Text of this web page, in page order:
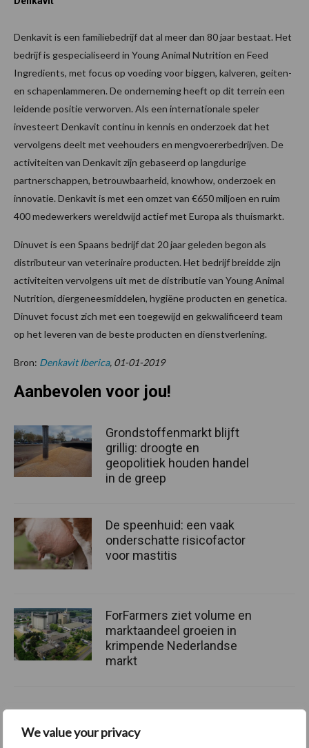
We value your privacy
Denkavit is een familiebedrijf dat al meer dan 80 jaar bestaat. Het
bedrijf is gespecialiseerd in Young Animal Nutrition en Feed
Ingredients, met focus op voeding voor biggen, kalveren, geiten-
en schapenlammeren. De onderneming heeft op dit terrein een
leidende positie verworven. Als een internationale speler
investeert Denkavit continu in kennis en onderzoek dat het
vervolgens deelt met veehouders en mengvoererbedrijven. De
activiteiten van Denkavit zijn gebaseerd op langdurige
partnerschappen, betrouwbaarheid, knowhow, onderzoek en
innovatie. Denkavit is met een omzet van €650 miljoen en ruim
400 medewerkers wereldwijd actief met Europa als thuismarkt.
Dinuvet is een Spaans bedrijf dat 20 jaar geleden begon als
distributeur van veterinaire producten. Het bedrijf breidde zijn
activiteiten vervolgens uit met de distributie van Young Animal
Nutrition, diergeneesmiddelen, hygiëne producten en genetica.
Dinuvet focust zich met een toegewijd en gekwalificeerd team
op het leveren van de beste producten en dienstverlening.
Bron: Denkavit Iberica, 01-01-2019
Aanbevolen voor jou!
Grondstoffenmarkt blijft
grillig: droogte en
geopolitiek houden handel
in de greep
De speenhuid: een vaak
onderschatte risicofactor
voor mastitis
ForFarmers ziet volume en
marktaandeel groeien in
krimpende Nederlandse
markt
Themapagina's